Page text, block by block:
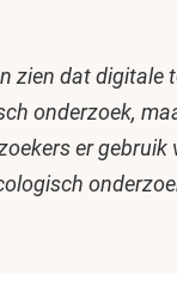
zien dat
onderzoek,
er